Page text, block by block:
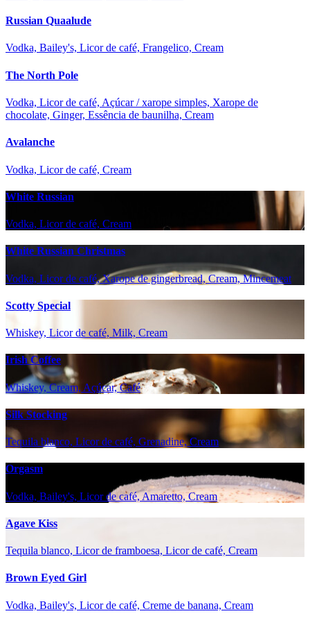
Russian Quaalude
Vodka, Bailey's, Licor de café, Frangelico, Cream
The North Pole
Vodka, Licor de café, Açúcar / xarope simples, Xarope de
chocolate, Ginger, Essência de baunilha, Cream
Avalanche
Vodka, Licor de café, Cream
White Russian
Vodka, Licor de café, Cream
White Russian Christmas
Vodka, Licor de café, Xarope de gingerbread, Cream, Mincemeat
Scotty Special
Whiskey, Licor de café, Milk, Cream
Irish Coffee
Whiskey, Cream, Açúcar, Café
Silk Stocking
Tequila blanco, Licor de café, Grenadine, Cream
Orgasm
Vodka, Bailey's, Licor de café, Amaretto, Cream
Agave Kiss
Tequila blanco, Licor de framboesa, Licor de café, Cream
Brown Eyed Girl
Vodka, Bailey's, Licor de café, Creme de banana, Cream